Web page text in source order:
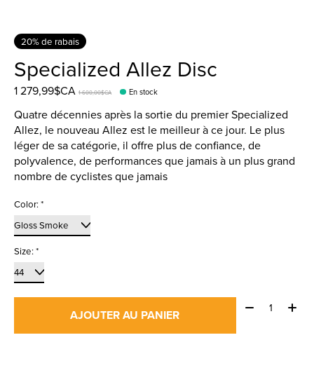
20% de rabais
Specialized Allez Disc
1 279,99$CA 1 600,00$CA En stock
Quatre décennies après la sortie du premier Specialized
Allez, le nouveau Allez est le meilleur à ce jour. Le plus
léger de sa catégorie, il offre plus de confiance, de
polyvalence, de performances que jamais à un plus grand
nombre de cyclistes que jamais
Color:*
Size:*
AJOUTER AU PANIER
Quantité: